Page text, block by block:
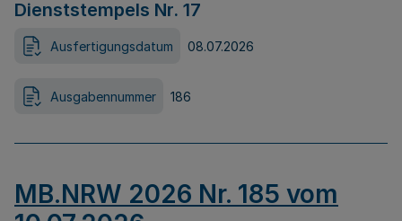
Dienststempels Nr. 17
Ausfertigungsdatum 08.07.2026
Ausgabennummer 186
MB.NRW 2026 Nr. 185 vom